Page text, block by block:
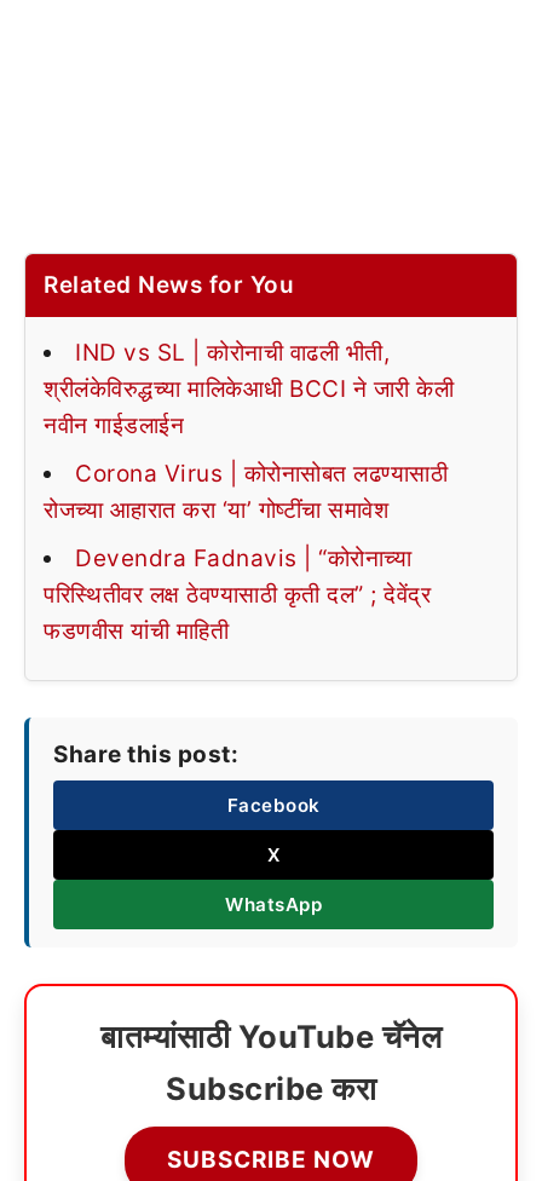
Related News for You
IND vs SL | कोरोनाची वाढली भीती,
श्रीलंकेविरुद्धच्या मालिकेआधी BCCI ने जारी केली
नवीन गाईडलाईन
Corona Virus | कोरोनासोबत लढण्यासाठी
रोजच्या आहारात करा ‘या’ गोष्टींचा समावेश
Devendra Fadnavis | “कोरोनाच्या
परिस्थितीवर लक्ष ठेवण्यासाठी कृती दल” ; देवेंद्र
फडणवीस यांची माहिती
Share this post:
Facebook
X
WhatsApp
बातम्यांसाठी YouTube चॅनेल
Subscribe करा
SUBSCRIBE NOW